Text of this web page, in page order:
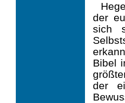
der
sich
Bibel
der